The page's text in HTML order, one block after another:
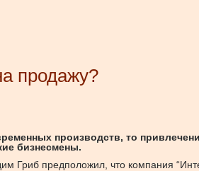
продажу?
производств, то
бизнесмены.
Гриб предположил, что компания